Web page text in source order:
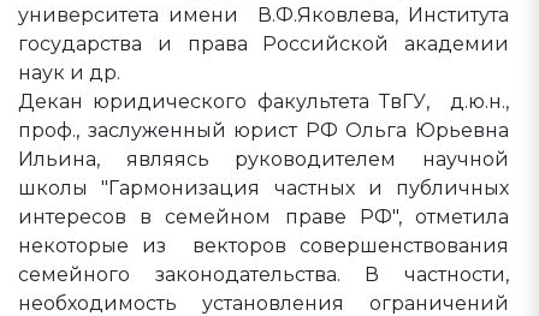
университета имени В.Ф.Яковлева, Института
государства и права Российской академии
наук и др.
Декан юридического факультета ТвГУ, д.ю.н.,
проф., заслуженный юрист РФ Ольга Юрьевна
Ильина, являясь руководителем научной
школы "Гармонизация частных и публичных
интересов в семейном праве РФ", отметила
некоторые из векторов совершенствования
семейного законодательства. В частности,
необходимость установления ограничений